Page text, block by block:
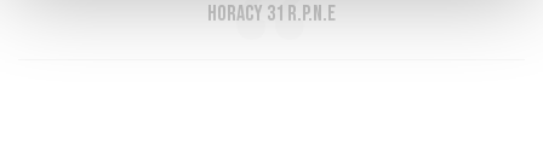
Horacy 31 r.p.n.e